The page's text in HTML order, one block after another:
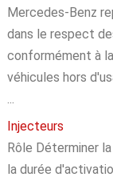
Mercedes-Benz
dans le respect
conformément à
véhicules hors
Injecteurs
Rôle Déterminer
la durée